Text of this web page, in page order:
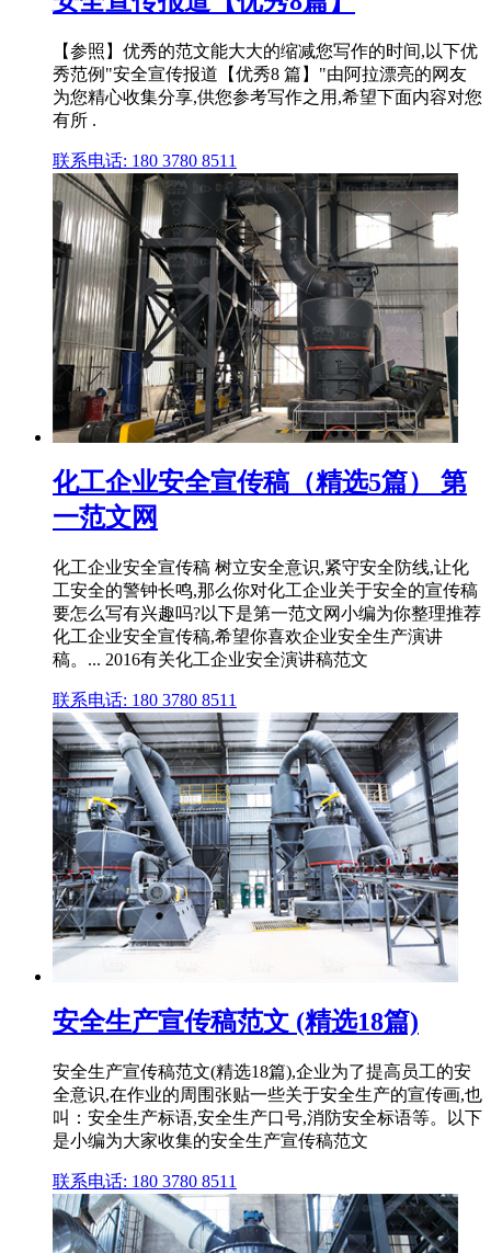
【参照】优秀的范文能大大的缩减您写作的时间,以下优
秀范例"安全宣传报道【优秀8 篇】"由阿拉漂亮的网友
为您精心收集分享,供您参考写作之用,希望下面内容对您
有所 .
联系电话: 180 3780 8511
化工企业安全宣传稿（精选5篇） 第
一范文网
化工企业安全宣传稿 树立安全意识,紧守安全防线,让化
工安全的警钟长鸣,那么你对化工企业关于安全的宣传稿
要怎么写有兴趣吗?以下是第一范文网小编为你整理推荐
化工企业安全宣传稿,希望你喜欢企业安全生产演讲
稿。... 2016有关化工企业安全演讲稿范文
联系电话: 180 3780 8511
安全生产宣传稿范文 (精选18篇)
安全生产宣传稿范文(精选18篇),企业为了提高员工的安
全意识,在作业的周围张贴一些关于安全生产的宣传画,也
叫：安全生产标语,安全生产口号,消防安全标语等。以下
是小编为大家收集的安全生产宣传稿范文
联系电话: 180 3780 8511